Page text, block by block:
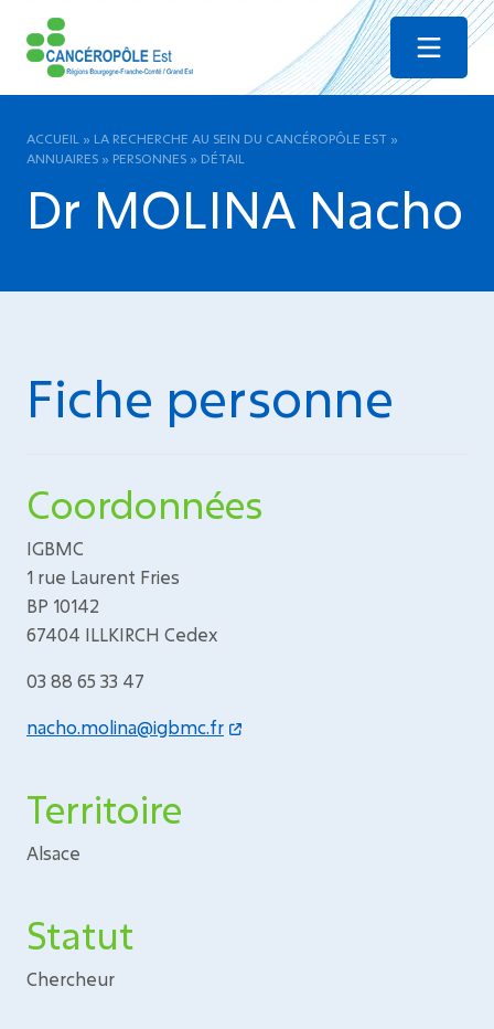
Menu
ACCUEIL » LA RECHERCHE AU SEIN DU CANCÉROPÔLE EST »
ANNUAIRES » PERSONNES » DÉTAIL
Dr MOLINA Nacho
Fiche personne
Coordonnées
IGBMC
1 rue Laurent Fries
BP 10142
67404 ILLKIRCH Cedex
03 88 65 33 47
nacho.molina@igbmc.fr
Territoire
Alsace
Statut
Chercheur